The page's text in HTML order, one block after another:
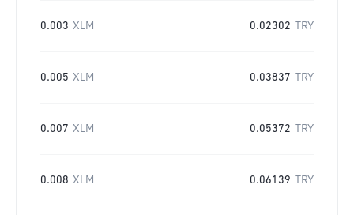
0.003 XLM 0.02302 TRY
0.005 XLM 0.03837 TRY
0.007 XLM 0.05372 TRY
0.008 XLM 0.06139 TRY